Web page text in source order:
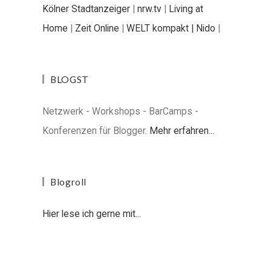
Kölner Stadtanzeiger | nrw.tv | Living at
Home | Zeit Online | WELT kompakt | Nido |
BLOGST
Netzwerk - Workshops - BarCamps -
Konferenzen für Blogger. Mehr erfahren...
Blogroll
Hier lese ich gerne mit...